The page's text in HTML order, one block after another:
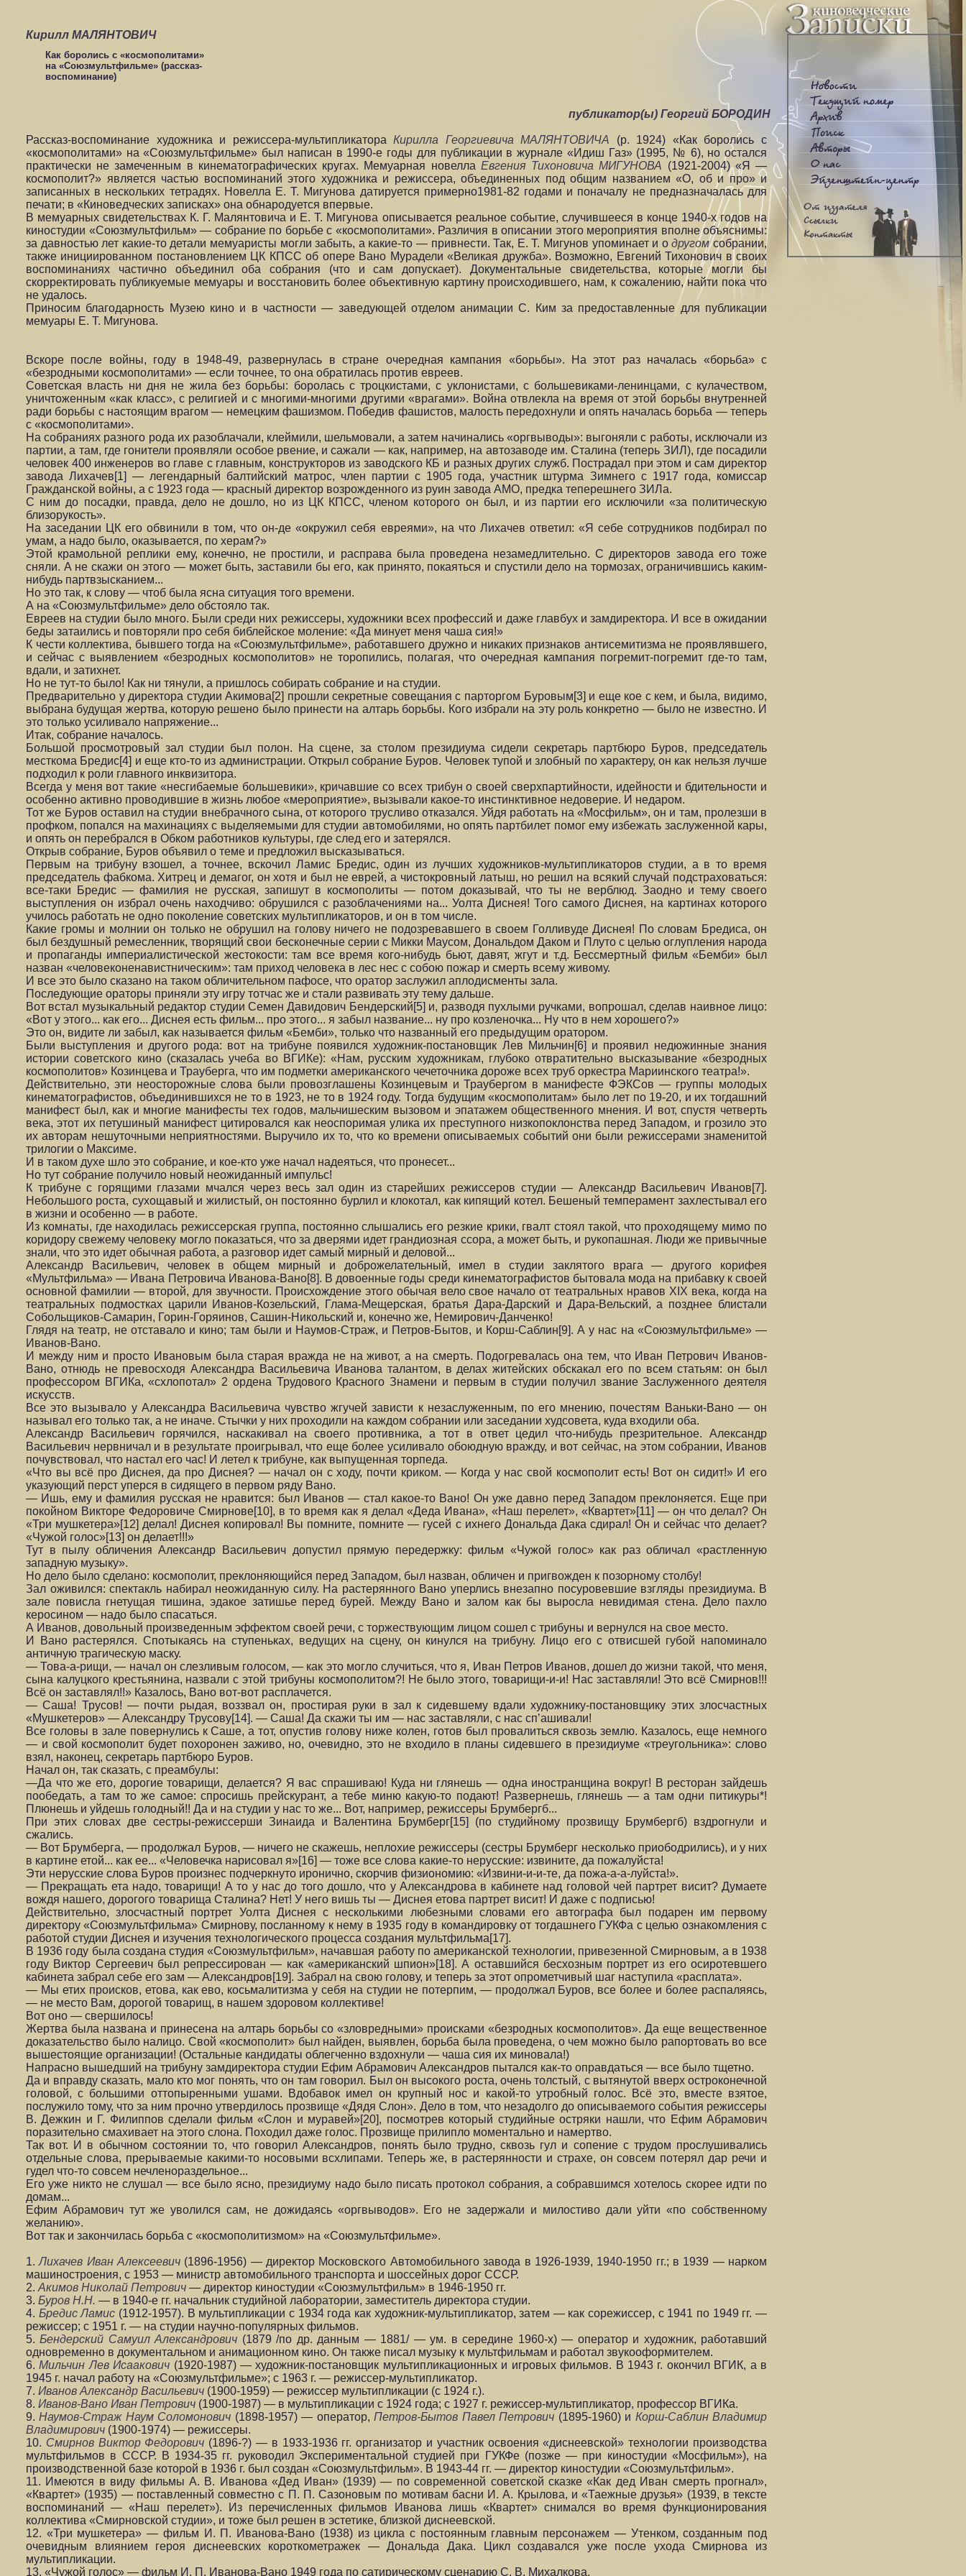
Кирилл МАЛЯНТОВИЧ
Как боролись с «космополитами»
на «Союзмультфильме» (рассказ-
воспоминание)
публикатор(ы) Георгий БОРОДИН
Рассказ-воспоминание художника и режиссера-мультипликатораКирилла Георгиевича МАЛЯНТОВИЧА (р. 1924) «Как боролись с
«космополитами» на «Союзмультфильме» был написан в 1990-е годы для публикации в журнале «Идиш Газ» (1995, № 6), но остался
практически не замеченным в кинематографических кругах. Мемуарная новелла Евгения Тихоновича МИГУНОВА (1921-2004) «Я —
космополит?» является частью воспоминаний этого художника и режиссера, объединенных под общим названием «О, об и про» и
записанных в нескольких тетрадях. Новелла Е. Т. Мигунова датируется примерно1981-82 годами и поначалу не предназначалась для
печати; в «Киноведческих записках» она обнародуется впервые.
В мемуарных свидетельствах К. Г. Малянтовича и Е. Т. Мигунова описывается реальное событие, случившееся в конце 1940-х годов на
киностудии «Союзмультфильм» — собрание по борьбе с «космополитами». Различия в описании этого мероприятия вполне объяснимы:
за давностью лет какие-то детали мемуаристы могли забыть, а какие-то — привнести. Так, Е. Т. Мигунов упоминает и одругомсобрании,
также инициированном постановлением ЦК КПСС об опере Вано Мурадели «Великая дружба». Возможно, Евгений Тихонович в своих
воспоминаниях частично объединил оба собрания (что и сам допускает). Документальные свидетельства, которые могли бы
скорректировать публикуемые мемуары и восстановить более объективную картину происходившего, нам, к сожалению, найти пока что
не удалось.
Приносим благодарность Музею кино и в частности — заведующей отделом анимации С. Ким за предоставленные для публикации
мемуары Е. Т. Мигунова.
Вскоре после войны, году в 1948-49, развернулась в стране очередная кампания «борьбы». На этот раз началась «борьба» с
«безродными космополитами» — если точнее, то она обратилась против евреев.
Советская власть ни дня не жила без борьбы: боролась с троцкистами, с уклонистами, с большевиками-ленинцами, с кулачеством,
уничтоженным «как класс», с религией и с многими-многими другими «врагами». Война отвлекла на время от этой борьбы внутренней
ради борьбы с настоящим врагом — немецким фашизмом. Победив фашистов, малость передохнули и опять началась борьба — теперь
с «космополитами».
На собраниях разного рода их разоблачали, клеймили, шельмовали, а затем начинались «оргвыводы»: выгоняли с работы, исключали из
партии, а там, где гонители проявляли особое рвение, и сажали — как, например, на автозаводе им. Сталина (теперь ЗИЛ), где посадили
человек 400 инженеров во главе с главным, конструкторов из заводского КБ и разных других служб. Пострадал при этом и сам директор
завода Лихачев[1] — легендарный балтийский матрос, член партии с 1905 года, участник штурма Зимнего с 1917 года, комиссар
Гражданской войны, а с 1923 года — красный директор возрожденного из руин завода АМО, предка теперешнего ЗИЛа.
С ним до посадки, правда, дело не дошло, но из ЦК КПСС, членом которого он был, и из партии его исключили «за политическую
близорукость».
На заседании ЦК его обвинили в том, что он-де «окружил себя евреями», на что Лихачев ответил: «Я себе сотрудников подбирал по
умам, а надо было, оказывается, по херам?»
Этой крамольной реплики ему, конечно, не простили, и расправа была проведена незамедлительно. С директоров завода его тоже
сняли. А не скажи он этого — может быть, заставили бы его, как принято, покаяться и спустили дело на тормозах, ограничившись каким-
нибудь партвзысканием...
Но это так, к слову — чтоб была ясна ситуация того времени.
А на «Союзмультфильме» дело обстояло так.
Евреев на студии было много. Были среди них режиссеры, художники всех профессий и даже главбух и замдиректора. И все в ожидании
беды затаились и повторяли про себя библейское моление: «Да минует меня чаша сия!»
К чести коллектива, бывшего тогда на «Союзмультфильме», работавшего дружно и никаких признаков антисемитизма не проявлявшего,
и сейчас с выявлением «безродных космополитов» не торопились, полагая, что очередная кампания погремит-погремит где-то там,
вдали, и затихнет.
Но не тут-то было! Как ни тянули, а пришлось собирать собрание и на студии.
Предварительно у директора студии Акимова[2] прошли секретные совещания с парторгом Буровым[3] и еще кое с кем, и была, видимо,
выбрана будущая жертва, которую решено было принести на алтарь борьбы. Кого избрали на эту роль конкретно — было не известно. И
это только усиливало напряжение...
Итак, собрание началось.
Большой просмотровый зал студии был полон. На сцене, за столом президиума сидели секретарь партбюро Буров, председатель
месткома Бредис[4] и еще кто-то из администрации. Открыл собрание Буров. Человек тупой и злобный по характеру, он как нельзя лучше
подходил к роли главного инквизитора.
Всегда у меня вот такие «несгибаемые большевики», кричавшие со всех трибун о своей сверхпартийности, идейности и бдительности и
особенно активно проводившие в жизнь любое «мероприятие», вызывали какое-то инстинктивное недоверие. И недаром.
Тот же Буров оставил на студии внебрачного сына, от которого трусливо отказался. Уйдя работать на «Мосфильм», он и там, пролезши в
профком, попался на махинациях с выделяемыми для студии автомобилями, но опять партбилет помог ему избежать заслуженной кары,
и опять он перебрался в Обком работников культуры, где след его и затерялся.
Открыв собрание, Буров объявил о теме и предложил высказываться.
Первым на трибуну взошел, а точнее, вскочил Ламис Бредис, один из лучших художников-мультипликаторов студии, а в то время
председатель фабкома. Хитрец и демагог, он хотя и был не еврей, а чистокровный латыш, но решил на всякий случай подстраховаться:
все-таки Бредис — фамилия не русская, запишут в космополиты — потом доказывай, что ты не верблюд. Заодно и тему своего
выступления он избрал очень находчиво: обрушился с разоблачениями на... Уолта Диснея! Того самого Диснея, на картинах которого
училось работать не одно поколение советских мультипликаторов, и он в том числе.
Какие громы и молнии он только не обрушил на голову ничего не подозревавшего в своем Голливуде Диснея! По словам Бредиса, он
был бездушный ремесленник, творящий свои бесконечные серии с Микки Маусом, Дональдом Даком и Плуто с целью оглупления народа
и пропаганды империалистической жестокости: там все время кого-нибудь бьют, давят, жгут и т.д. Бессмертный фильм «Бемби» был
назван «человеконенавистническим»: там приход человека в лес нес с собою пожар и смерть всему живому.
И все это было сказано на таком обличительном пафосе, что оратор заслужил аплодисменты зала.
Последующие ораторы приняли эту игру тотчас же и стали развивать эту тему дальше.
Вот встал музыкальный редактор студии Семен Давидович Бендерский[5] и, разводя пухлыми ручками, вопрошал, сделав наивное лицо:
«Вот у этого... как его... Диснея есть фильм... про этого... я забыл название... ну про козленочка... Ну что в нем хорошего?»
Это он, видите ли забыл, как называется фильм «Бемби», только что названный его предыдущим оратором.
Были выступления и другого рода: вот на трибуне появился художник-постановщик Лев Мильчин[6] и проявил недюжинные знания
истории советского кино (сказалась учеба во ВГИКе): «Нам, русским художникам, глубоко отвратительно высказывание «безродных
космополитов» Козинцева и Трауберга, что им подметки американского чечеточника дороже всех труб оркестра Мариинского театра!».
Действительно, эти неосторожные слова были провозглашены Козинцевым и Траубергом в манифесте ФЭКСов — группы молодых
кинематографистов, объединившихся не то в 1923, не то в 1924 году. Тогда будущим «космополитам» было лет по 19-20, и их тогдашний
манифест был, как и многие манифесты тех годов, мальчишеским вызовом и эпатажем общественного мнения. И вот, спустя четверть
века, этот их петушиный манифест цитировался как неоспоримая улика их преступного низкопоклонства перед Западом, и грозило это
их авторам нешуточными неприятностями. Выручило их то, что ко времени описываемых событий они были режиссерами знаменитой
трилогии о Максиме.
И в таком духе шло это собрание, и кое-кто уже начал надеяться, что пронесет...
Но тут собрание получило новый неожиданный импульс!
К трибуне с горящими глазами мчался через весь зал один из старейших режиссеров студии — Александр Васильевич Иванов[7].
Небольшого роста, сухощавый и жилистый, он постоянно бурлил и клокотал, как кипящий котел. Бешеный темперамент захлестывал его
в жизни и особенно — в работе.
Из комнаты, где находилась режиссерская группа, постоянно слышались его резкие крики, гвалт стоял такой, что проходящему мимо по
коридору свежему человеку могло показаться, что за дверями идет грандиозная ссора, а может быть, и рукопашная. Люди же привычные
знали, что это идет обычная работа, а разговор идет самый мирный и деловой...
Александр Васильевич, человек в общем мирный и доброжелательный, имел в студии заклятого врага — другого корифея
«Мультфильма» — Ивана Петровича Иванова-Вано[8]. В довоенные годы среди кинематографистов бытовала мода на прибавку к своей
основной фамилии — второй, для звучности. Происхождение этого обычая вело свое начало от театральных нравов XIX века, когда на
театральных подмостках царили Иванов-Козельский, Глама-Мещерская, братья Дара-Дарский и Дара-Вельский, а позднее блистали
Собольщиков-Самарин, Горин-Горяинов, Сашин-Никольский и, конечно же, Немирович-Данченко!
Глядя на театр, не отставало и кино; там были и Наумов-Страж, и Петров-Бытов, и Корш-Саблин[9]. А у нас на «Союзмультфильме» —
Иванов-Вано.
И между ним и просто Ивановым была старая вражда не на живот, а на смерть. Подогревалась она тем, что Иван Петрович Иванов-
Вано, отнюдь не превосходя Александра Васильевича Иванова талантом, в делах житейских обскакал его по всем статьям: он был
профессором ВГИКа, «схлопотал» 2 ордена Трудового Красного Знамени и первым в студии получил звание Заслуженного деятеля
искусств.
Все это вызывало у Александра Васильевича чувство жгучей зависти к незаслуженным, по его мнению, почестям Ваньки-Вано — он
называл его только так, а не иначе. Стычки у них проходили на каждом собрании или заседании худсовета, куда входили оба.
Александр Васильевич горячился, наскакивал на своего противника, а тот в ответ цедил что-нибудь презрительное. Александр
Васильевич нервничал и в результате проигрывал, что еще более усиливало обоюдную вражду, и вот сейчас, на этом собрании, Иванов
почувствовал, что настал его час! И летел к трибуне, как выпущенная торпеда.
«Что вы всё про Диснея, да про Диснея? — начал он с ходу, почти криком. — Когда у нас свой космополит есть! Вот он сидит!» И его
указующий перст уперся в сидящего в первом ряду Вано.
— Ишь, ему и фамилия русская не нравится: был Иванов — стал какое-то Вано! Он уже давно перед Западом преклоняется. Еще при
покойном Викторе Федоровиче Смирнове[10], в то время как я делал «Деда Ивана», «Наш перелет», «Квартет»[11] — он что делал? Он
«Три мушкетера»[12] делал! Диснея копировал! Вы помните, помните — гусей с ихнего Дональда Дака сдирал! Он и сейчас что делает?
«Чужой голос»[13] он делает!!!»
Тут в пылу обличения Александр Васильевич допустил прямую передержку: фильм «Чужой голос» как раз обличал «растленную
западную музыку».
Но дело было сделано: космополит, преклоняющийся перед Западом, был назван, обличен и пригвожден к позорному столбу!
Зал оживился: спектакль набирал неожиданную силу. На растерянного Вано уперлись внезапно посуровевшие взгляды президиума. В
зале повисла гнетущая тишина, эдакое затишье перед бурей. Между Вано и залом как бы выросла невидимая стена. Дело пахло
керосином — надо было спасаться.
А Иванов, довольный произведенным эффектом своей речи, с торжествующим лицом сошел с трибуны и вернулся на свое место.
И Вано растерялся. Спотыкаясь на ступеньках, ведущих на сцену, он кинулся на трибуну. Лицо его с отвисшей губой напоминало
античную трагическую маску.
— Това-а-рищи, — начал он слезливым голосом, — как это могло случиться, что я, Иван Петров Иванов, дошел до жизни такой, что меня,
сына калуцкого крестьянина, назвали с этой трибуны космополитом?! Не было этого, товарищи-и-и! Нас заставляли! Это всё Смирнов!!!
Всё он заставлял!!» Казалось, Вано вот-вот расплачется.
— Саша! Трусов! — почти рыдая, воззвал он, простирая руки в зал к сидевшему вдали художнику-постановщику этих злосчастных
«Мушкетеров» — Александру Трусову[14]. — Саша! Да скажи ты им — нас заставляли, с нас сп’ашивали!
Все головы в зале повернулись к Саше, а тот, опустив голову ниже колен, готов был провалиться сквозь землю. Казалось, еще немного
— и свой космополит будет похоронен заживо, но, очевидно, это не входило в планы сидевшего в президиуме «треугольника»: слово
взял, наконец, секретарь партбюро Буров.
Начал он, так сказать, с преамбулы:
—Да что же ето, дорогие товарищи, делается? Я вас спрашиваю! Куда ни глянешь — одна иностранщина вокруг! В ресторан зайдешь
пообедать, а там то же самое: спросишь прейскурант, а тебе миню какую-то подают! Развернешь, глянешь — а там одни питикуры*!
Плюнешь и уйдешь голодный!! Да и на студии у нас то же... Вот, например, режиссеры Брумбергб...
При этих словах две сестры-режиссерши Зинаида и Валентина Брумберг[15] (по студийному прозвищу Брумбергб) вздрогнули и
сжались.
— Вот Брумберга, — продолжал Буров, — ничего не скажешь, неплохие режиссеры (сестры Брумберг несколько приободрились), и у них
в картине етой... как ее... «Человечка нарисовал я»[16] — тоже все слова какие-то нерусские: извините, да пожалуйста!
Эти нерусские слова Буров произнес подчеркнуто иронично, скорчив физиономию: «Извини-и-и-те, да пожа-а-а-луйста!».
— Прекращать ета надо, товарищи! А то у нас до того дошло, что у Александрова в кабинете над головой чей партрет висит? Думаете
вождя нашего, дорогого товарища Сталина? Нет! У него вишь ты — Диснея етова партрет висит! И даже с подписью!
Действительно, злосчастный портрет Уолта Диснея с несколькими любезными словами его автографа был подарен им первому
директору «Союзмультфильма» Смирнову, посланному к нему в 1935 году в командировку от тогдашнего ГУКФа с целью ознакомления с
работой студии Диснея и изучения технологического процесса создания мультфильма[17].
В 1936 году была создана студия «Союзмультфильм», начавшая работу по американской технологии, привезенной Смирновым, а в 1938
году Виктор Сергеевич был репрессирован — как «американский шпион»[18]. А оставшийся бесхозным портрет из его осиротевшего
кабинета забрал себе его зам — Александров[19]. Забрал на свою голову, и теперь за этот опрометчивый шаг наступила «расплата».
— Мы етих происков, етова, как ево, косьмалитизма у себя на студии не потерпим, — продолжал Буров, все более и более распаляясь,
— не место Вам, дорогой товарищ, в нашем здоровом коллективе!
Вот оно — свершилось!
Жертва была названа и принесена на алтарь борьбы со «зловредными» происками «безродных космополитов». Да еще вещественное
доказательство было налицо. Свой «космополит» был найден, выявлен, борьба была проведена, о чем можно было рапортовать во все
вышестоящие организации! (Остальные кандидаты облегченно вздохнули — чаша сия их миновала!)
Напрасно вышедший на трибуну замдиректора студии Ефим Абрамович Александров пытался как-то оправдаться — все было тщетно.
Да и вправду сказать, мало кто мог понять, что он там говорил. Был он высокого роста, очень толстый, с вытянутой вверх остроконечной
головой, с большими оттопыренными ушами. Вдобавок имел он крупный нос и какой-то утробный голос. Всё это, вместе взятое,
послужило тому, что за ним прочно утвердилось прозвище «Дядя Слон». Дело в том, что незадолго до описываемого события режиссеры
В. Дежкин и Г. Филиппов сделали фильм «Слон и муравей»[20], посмотрев который студийные остряки нашли, что Ефим Абрамович
поразительно смахивает на этого слона. Походил даже голос. Прозвище прилипло моментально и намертво.
Так вот. И в обычном состоянии то, что говорил Александров, понять было трудно, сквозь гул и сопение с трудом прослушивались
отдельные слова, прерываемые какими-то носовыми всхлипами. Теперь же, в растерянности и страхе, он совсем потерял дар речи и
гудел что-то совсем нечленораздельное...
Его уже никто не слушал — все было ясно, президиуму надо было писать протокол собрания, а собравшимся хотелось скорее идти по
домам...
Ефим Абрамович тут же уволился сам, не дожидаясь «оргвыводов». Его не задержали и милостиво дали уйти «по собственному
желанию».
Вот так и закончилась борьба с «космополитизмом» на «Союзмультфильме».
1.Лихачев Иван Алексеевич (1896-1956) — директор Московского Автомобильного завода в 1926-1939, 1940-1950 гг.; в 1939 — нарком
машиностроения, с 1953 — министр автомобильного транспорта и шоссейных дорог СССР.
2. Акимов Николай Петрович — директор киностудии «Союзмультфильм» в 1946-1950 гг.
3. Буров Н.Н. — в 1940-е гг. начальник студийной лаборатории, заместитель директора студии.
4. Бредис Ламис (1912-1957). В мультипликации с 1934 года как художник-мультипликатор, затем — как сорежиссер, с 1941 по 1949 гг. —
режиссер; с 1951 г. — на студии научно-популярных фильмов.
5.Бендерский Самуил Александрович (1879 /по др. данным — 1881/ — ум. в середине 1960-х) — оператор и художник, работавший
одновременно в документальном и анимационном кино. Он также писал музыку к мультфильмам и работал звукооформителем.
6.Мильчин Лев Исаакович (1920-1987) — художник-постановщик мультипликационных и игровых фильмов. В 1943 г. окончил ВГИК, а в
1945 г. начал работу на «Союзмультфильме»; с 1963 г. — режиссер-мультипликатор.
7. Иванов Александр Васильевич (1900-1959) — режиссер мультипликации (с 1924 г.).
8. Иванов-Вано Иван Петрович (1900-1987) — в мультипликации с 1924 года; с 1927 г. режиссер-мультипликатор, профессор ВГИКа.
9.Наумов-Страж Наум Соломонович (1898-1957) — оператор,Петров-Бытов Павел Петрович (1895-1960) и Корш-Саблин Владимир
Владимирович (1900-1974) — режиссеры.
10. Смирнов Виктор Федорович (1896-?) — в 1933-1936 гг. организатор и участник освоения «диснеевской» технологии производства
мультфильмов в СССР. В 1934-35 гг. руководил Экспериментальной студией при ГУКФе (позже — при киностудии «Мосфильм»), на
производственной базе которой в 1936 г. был создан «Союзмультфильм». В 1943-44 гг. — директор киностудии «Союзмультфильм».
11. Имеются в виду фильмы А. В. Иванова «Дед Иван» (1939) — по современной советской сказке «Как дед Иван смерть прогнал»,
«Квартет» (1935) — поставленный совместно с П. П. Сазоновым по мотивам басни И. А. Крылова, и «Таежные друзья» (1939, в тексте
воспоминаний — «Наш перелет»). Из перечисленных фильмов Иванова лишь «Квартет» снимался во время функционирования
коллектива «Смирновской студии», и тоже был решен в эстетике, близкой диснеевской.
12. «Три мушкетера» — фильм И. П. Иванова-Вано (1938) из цикла с постоянным главным персонажем — Утенком, созданным под
очевидным влиянием героя диснеевских короткометражек — Дональда Дака. Цикл создавался уже после ухода Смирнова из
мультипликации.
13. «Чужой голос» — фильм И. П. Иванова-Вано 1949 года по сатирическому сценарию С. В. Михалкова.